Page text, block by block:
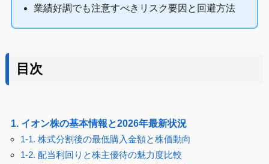
業績好調でも注意すべきリスク要因と回避方法
目次
1. イオン株の基本情報と2026年最新状況
1-1. 株式分割後の最低購入金額と株価動向
1-2. 配当利回りと株主優待の魅力度比較